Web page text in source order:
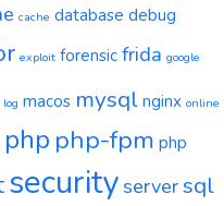
cache database debug
exploit forensic frida google
log macos mysql nginx online
php php-fpm php
security serversql